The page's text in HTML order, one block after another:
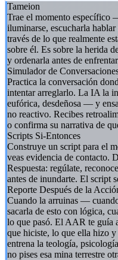
Tameion
Trae el momento específico
iluminarse, escucharla
través de lo que realmente
sobre él. Es sobre la herida
y ordenarla antes de
Simulador de
Practica la conversación
intentar arreglarlo. La IA la
eufórica, desdeñosa — y
no reactivo. Recibes
o confirma su narrativa de
Scripts Si-Entonces
Construye un script para el
veas evidencia de contacto.
Respuesta: regúlate,
antes de inundarte. El script
Reporte Después de la
Cuando la arruinas —
sacarla de esto con lógica,
lo que pasó. El AAR te guía
que hiciste, lo que ella hizo
entrena la teología,
no pises esa mina terrestre